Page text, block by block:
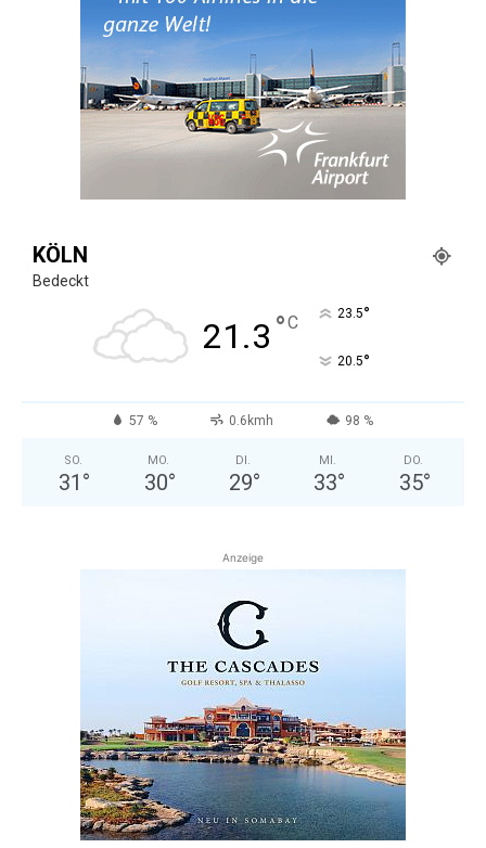
KÖLN
Bedeckt
21.3 °C 23.5°
20.5°
57 % 0.6kmh 98 %
SO.
31 °
MO.
30°
DI.
29°
MI.
33°
DO.
35°
Anzeige